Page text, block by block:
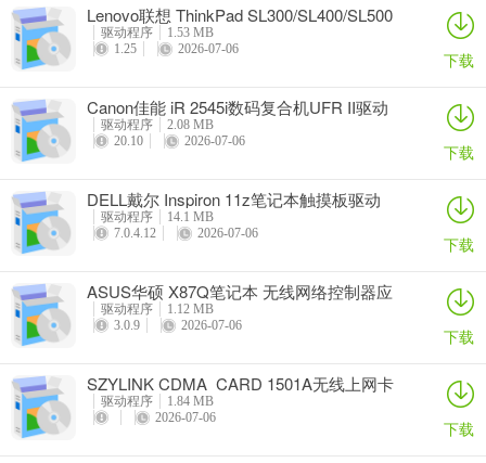
Lenovo联想 ThinkPad SL300/SL400/SL500
笔记本BIOS
驱动程序
1.53 MB
1.25
2026-07-06 下载
Canon佳能 iR 2545i数码复合机UFR II驱动
驱动程序
2.08 MB
20.10
2026-07-06 下载
DELL戴尔 Inspiron 11z笔记本触摸板驱动
驱动程序
14.1 MB
7.0.4.12
2026-07-06 下载
ASUS华硕 X87Q笔记本 无线网络控制器应
用程序
驱动程序
1.12 MB
3.0.9
2026-07-06 下载
SZYLINK CDMA_CARD 1501A无线上网卡
驱动程序
1.84 MB
2026-07-06
下载